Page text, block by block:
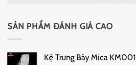
SẢN PHẨM ĐÁNH GIÁ CAO
Kệ Trưng Bày Mica KM001